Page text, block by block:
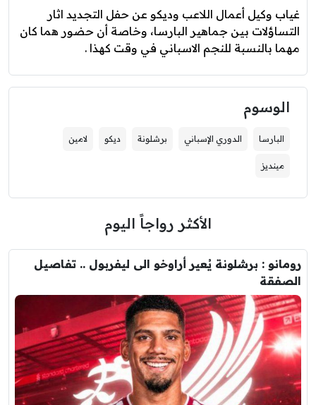
غياب وكيل أعمال اللاعب وديكو عن حفل التجديد اثار
التساؤلات بين جماهير البارسا، وخاصة أن حضور هما كان
مهما بالنسبة للنجم الاسباني في وقت كهذا .
الوسوم
البارسا الدوري الإسباني برشلونة ديكو لامين
مينديز
الأكثر رواجاً اليوم
رومانو : برشلونة يُعير أراوخو الى ليفربول .. تفاصيل
الصفقة